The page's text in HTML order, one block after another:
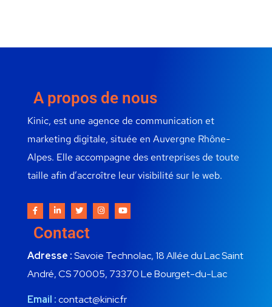
A propos de nous
Kinic, est une agence de communication et
marketing digitale, située en Auvergne Rhône-
Alpes. Elle accompagne des entreprises de toute
taille afin d’accroître leur visibilité sur le web.
Contact
Adresse :Savoie Technolac, 18 Allée du Lac Saint
André, CS 70005, 73370 Le Bourget-du-Lac
Email :contact@kinic.fr